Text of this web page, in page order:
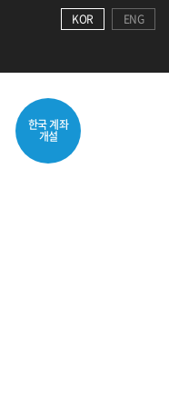
KOR ENG
한국 계좌
개설